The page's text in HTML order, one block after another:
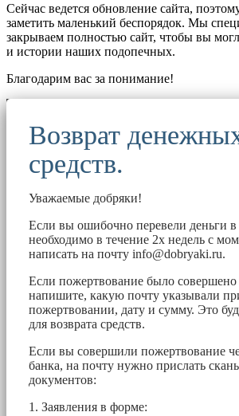
Сейчас ведется обновление сайта,
заметить маленький беспорядок. Мы
закрываем полностью сайт, чтобы вы
и истории наших подопечных.
Благодарим вас за понимание!
Возврат
средств.
Уважаемые добряки!
Если вы ошибочно перевели деньги
необходимо в течение 2х недель с
написать на почту info@dobryaki.ru.
Если пожертвование было
напишите, какую почту указывали
пожертвовании, дату и сумму. Это
для возврата средств.
Если вы совершили пожертвование
банка, на почту нужно прислать
документов:
1. Заявления в форме: